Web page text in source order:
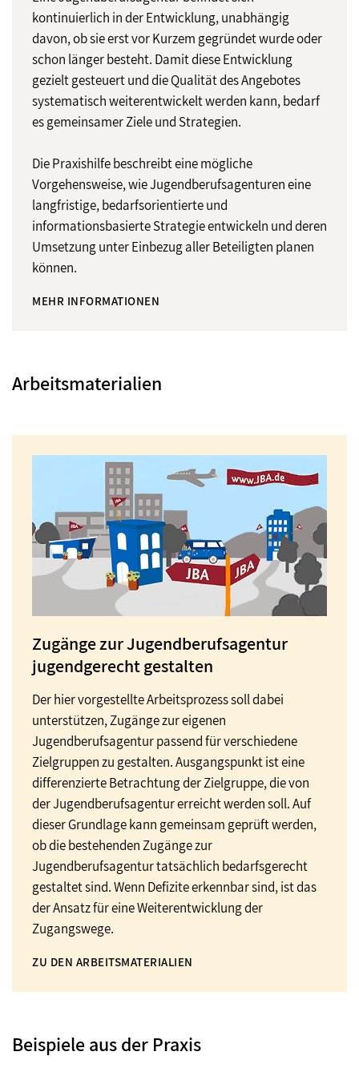
kontinuierlich in der Entwicklung, unabhängig
davon, ob sie erst vor Kurzem gegründet wurde oder
schon länger besteht. Damit diese Entwicklung
gezielt gesteuert und die Qualität des Angebotes
systematisch weiterentwickelt werden kann, bedarf
es gemeinsamer Ziele und Strategien.
Die Praxishilfe beschreibt eine mögliche
Vorgehensweise, wie Jugendberufsagenturen eine
langfristige, bedarfsorientierte und
informationsbasierte Strategie entwickeln und deren
Umsetzung unter Einbezug aller Beteiligten planen
können.
MEHR INFORMATIONEN
Arbeitsmaterialien
Zugänge zur Jugendberufsagentur
jugendgerecht gestalten
Der hier vorgestellte Arbeitsprozess soll dabei
unterstützen, Zugänge zur eigenen
Jugendberufsagentur passend für verschiedene
Zielgruppen zu gestalten. Ausgangspunkt ist eine
differenzierte Betrachtung der Zielgruppe, die von
der Jugendberufsagentur erreicht werden soll. Auf
dieser Grundlage kann gemeinsam geprüft werden,
ob die bestehenden Zugänge zur
Jugendberufsagentur tatsächlich bedarfsgerecht
gestaltet sind. Wenn Defizite erkennbar sind, ist das
der Ansatz für eine Weiterentwicklung der
Zugangswege.
ZU DEN ARBEITSMATERIALIEN
Beispiele aus der Praxis